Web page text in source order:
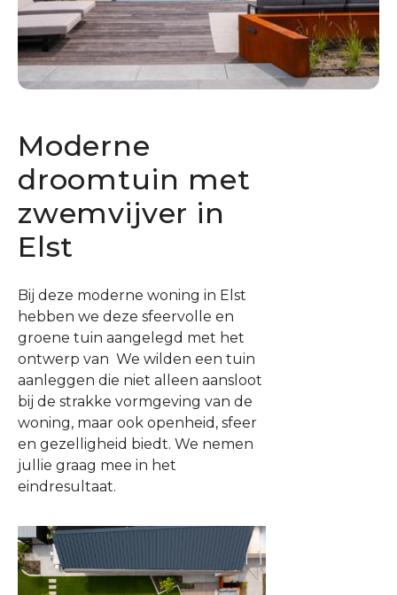
Moderne
droomtuin met
zwemvijver in
Elst
Bij deze moderne woning in Elst
hebben we deze sfeervolle en
groene tuin aangelegd met het
ontwerp van We wilden een tuin
aanleggen die niet alleen aansloot
bij de strakke vormgeving van de
woning, maar ook openheid, sfeer
en gezelligheid biedt. We nemen
jullie graag mee in het
eindresultaat.